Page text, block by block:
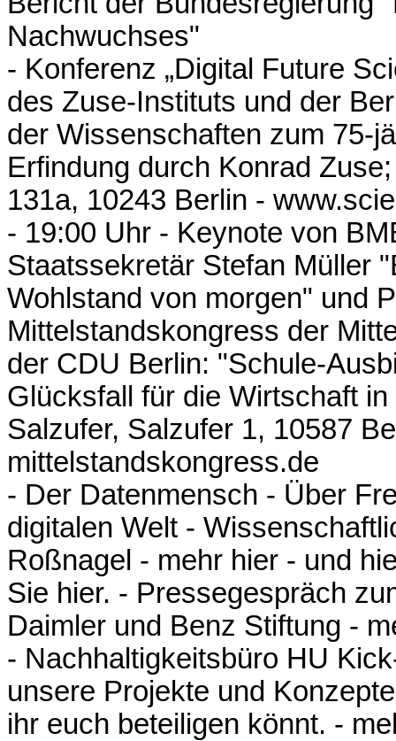
Nachwuchses"
- Konferenz „Digital Future
des Zuse-Instituts und der
der Wissenschaften zum 75-
Erfindung durch Konrad
131a, 10243 Berlin -
- 19:00 Uhr - Keynote von
Staatssekretär Stefan Müller
Wohlstand von morgen" und
Mittelstandskongress der
der CDU Berlin: "Schule-
Glücksfall für die Wirtschaft
Salzufer, Salzufer 1, 10587
mittelstandskongress.de
- Der Datenmensch - Über
digitalen Welt -
Roßnagel - mehr hier - und
Sie hier. - Pressegespräch
Daimler und Benz Stiftung -
- Nachhaltigkeitsbüro HU
unsere Projekte und
ihr euch beteiligen könnt. -